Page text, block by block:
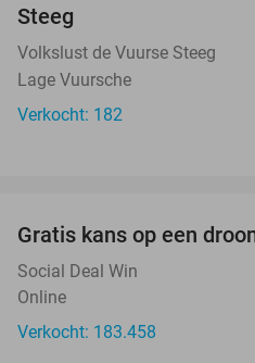
Steeg
Volkslust de Vuurse Steeg
Lage Vuursche
Verkocht: 182
Gratis kans op een
Social Deal Win
Online
Verkocht: 183.458